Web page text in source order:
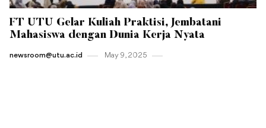
FT UTU Gelar Kuliah Praktisi, Jembatani
Mahasiswa dengan Dunia Kerja Nyata
newsroom@utu.ac.id May 9 , 2025